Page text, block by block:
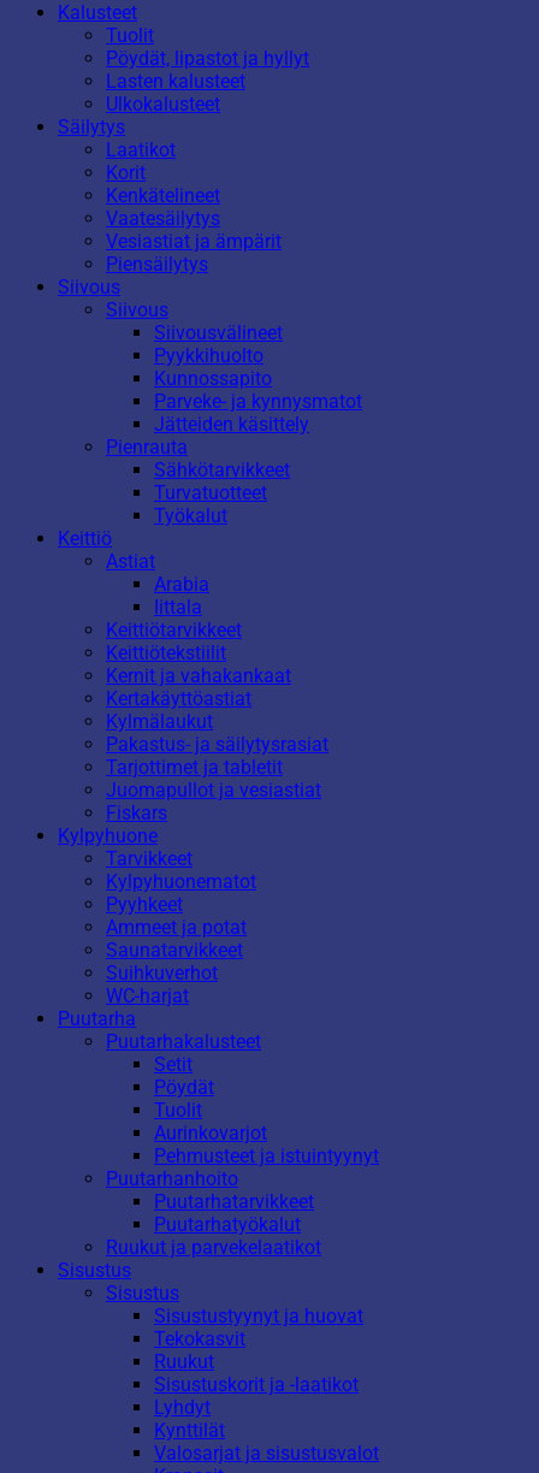
Kalusteet
Tuolit
Pöydät, lipastot ja hyllyt
Lasten kalusteet
Ulkokalusteet
Säilytys
Laatikot
Korit
Kenkätelineet
Vaatesäilytys
Vesiastiat ja ämpärit
Piensäilytys
Siivous
Siivous
Siivousvälineet
Pyykkihuolto
Kunnossapito
Parveke- ja kynnysmatot
Jätteiden käsittely
Pienrauta
Sähkötarvikkeet
Turvatuotteet
Työkalut
Keittiö
Astiat
Arabia
Iittala
Keittiötarvikkeet
Keittiötekstiilit
Kernit ja vahakankaat
Kertakäyttöastiat
Kylmälaukut
Pakastus- ja säilytysrasiat
Tarjottimet ja tabletit
Juomapullot ja vesiastiat
Fiskars
Kylpyhuone
Tarvikkeet
Kylpyhuonematot
Pyyhkeet
Ammeet ja potat
Saunatarvikkeet
Suihkuverhot
WC-harjat
Puutarha
Puutarhakalusteet
Setit
Pöydät
Tuolit
Aurinkovarjot
Pehmusteet ja istuintyynyt
Puutarhanhoito
Puutarhatarvikkeet
Puutarhatyökalut
Ruukut ja parvekelaatikot
Sisustus
Sisustus
Sisustustyynyt ja huovat
Tekokasvit
Ruukut
Sisustuskorit ja -laatikot
Lyhdyt
Kynttilät
Valosarjat ja sisustusvalot